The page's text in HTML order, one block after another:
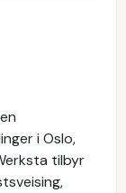
i Oslo,
tilbyr